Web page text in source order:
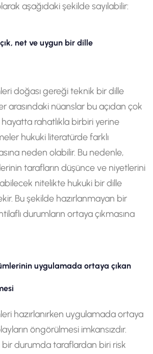
aşağıdaki şekilde sayılabilir:
net ve uygun bir dille
doğası gereği teknik bir dille
arasındaki nüanslar bu açıdan çok
rahatlıkla birbiri yerine
hukuki literatürde farklı
neden olabilir. Bu nedenle,
tarafların düşünce ve niyetlerini
nitelikte hukuki bir dille
Bu şekilde hazırlanmayan bir
durumların ortaya çıkmasına
uygulamada ortaya çıkan
hazırlanırken uygulamada ortaya
öngörülmesi imkansızdır.
bir durumda taraflardan biri risk